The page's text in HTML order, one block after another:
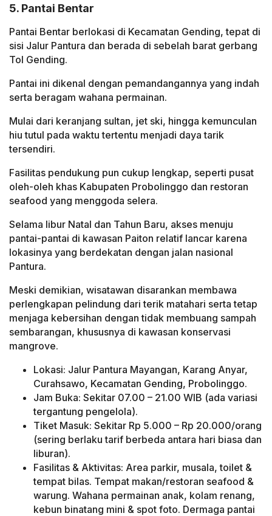
5. Pantai Bentar
Pantai Bentar berlokasi di Kecamatan Gending, tepat di
sisi Jalur Pantura dan berada di sebelah barat gerbang
Tol Gending.
Pantai ini dikenal dengan pemandangannya yang indah
serta beragam wahana permainan.
Mulai dari keranjang sultan, jet ski, hingga kemunculan
hiu tutul pada waktu tertentu menjadi daya tarik
tersendiri.
Fasilitas pendukung pun cukup lengkap, seperti pusat
oleh-oleh khas Kabupaten Probolinggo dan restoran
seafood yang menggoda selera.
Selama libur Natal dan Tahun Baru, akses menuju
pantai-pantai di kawasan Paiton relatif lancar karena
lokasinya yang berdekatan dengan jalan nasional
Pantura.
Meski demikian, wisatawan disarankan membawa
perlengkapan pelindung dari terik matahari serta tetap
menjaga kebersihan dengan tidak membuang sampah
sembarangan, khususnya di kawasan konservasi
mangrove.
Lokasi: Jalur Pantura Mayangan, Karang Anyar,
Curahsawo, Kecamatan Gending, Probolinggo.
Jam Buka: Sekitar 07.00 – 21.00 WIB (ada variasi
tergantung pengelola).
Tiket Masuk: Sekitar Rp 5.000 – Rp 20.000/orang
(sering berlaku tarif berbeda antara hari biasa dan
liburan).
Fasilitas & Aktivitas: Area parkir, musala, toilet &
tempat bilas. Tempat makan/restoran seafood &
warung. Wahana permainan anak, kolam renang,
kebun binatang mini & spot foto. Dermaga pantai